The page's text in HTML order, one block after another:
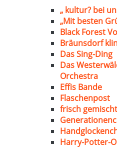
„ kultur? bei
„Mit besten
Black Forest
Bräunsdorf
Das Sing-Ding
Das
Orchestra
Effis Bande
Flaschenpost
frisch
Harry-Potter-